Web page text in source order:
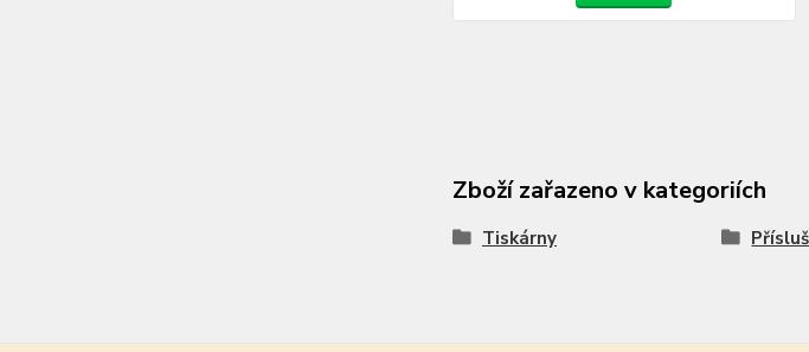
Zboží zařazeno v kategoriích
Tiskárny